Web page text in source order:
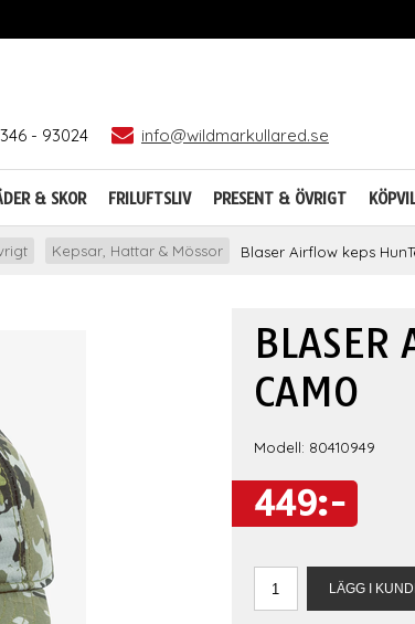
- 93024 info@wildmarkullared.se
& SKOR FRILUFTSLIV PRESENT & ÖVRIGT
Kepsar, Hattar & Mössor Blaser Airflow keps
BLASER
CAMO
Modell: 80410949
449:-